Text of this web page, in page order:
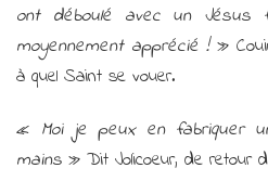
ont déboulé avec un Jésus
moyennement apprécié !»
à quel Saint se vouer.
« Moi je peux en fabriquer
mains » Dit Jolicoeur, de retour